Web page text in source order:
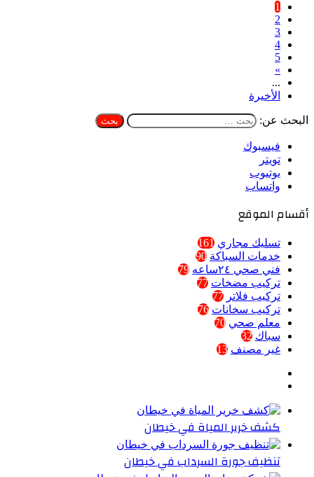
1
2
3
4
5
»
...
الأخيرة
البحث عن:
فيسبوك
تويتر
يوتيوب
واتساب
أقسام الموقع
تسليك مجاري 161
خدمات السباكة 90
فني صحي ٢٤ساعه
79
تركيب مضخات 77
تركيب فلاتر 77
تركيب سخانات 76
معلم صحي 70
سباك 32
غير مصنف 13
كشف خرير المياة في خيطان
تنظيف جورة السرداب في خيطان